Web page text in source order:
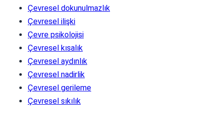
Çevresel dokunulmazlık
Çevresel ilişki
Çevre psikolojisi
Çevresel kısalık
Çevresel aydınlık
Çevresel nadirlik
Çevresel gerileme
Çevresel sıkılık